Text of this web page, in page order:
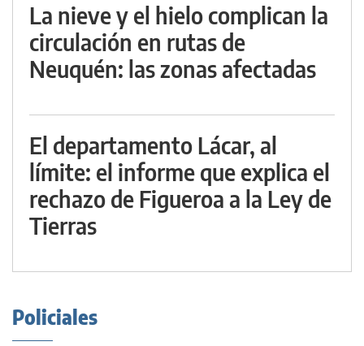
La nieve y el hielo complican la
circulación en rutas de
Neuquén: las zonas afectadas
El departamento Lácar, al
límite: el informe que explica el
rechazo de Figueroa a la Ley de
Tierras
Policiales